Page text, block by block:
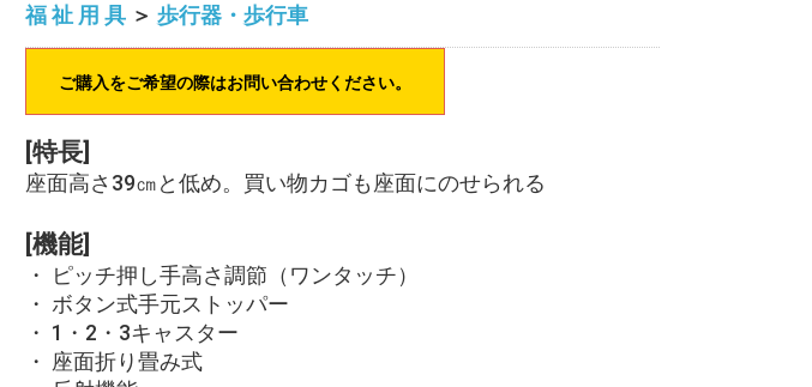
福 祉 用 具 ＞ 歩行器・歩行車
ご購入をご希望の際はお問い合わせください。
[特長]
座面高さ39㎝と低め。買い物カゴも座面にのせられる
[機能]
・ ピッチ押し手高さ調節（ワンタッチ）
・ ボタン式手元ストッパー
・ 1・2・3キャスター
・ 座面折り畳み式